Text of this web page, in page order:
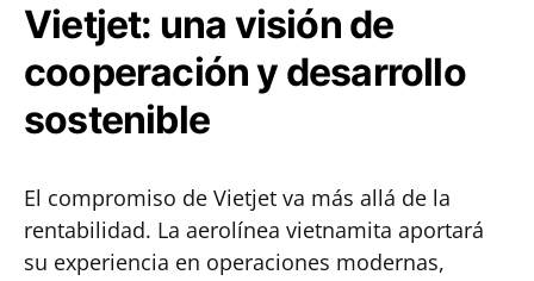
Vietjet: una visión de
cooperación y desarrollo
sostenible
El compromiso de Vietjet va más allá de la
rentabilidad. La aerolínea vietnamita aportará
su experiencia en operaciones modernas,